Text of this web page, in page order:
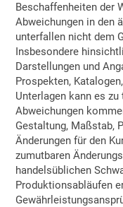
Beschaffenheiten der
Abweichungen in den
unterfallen nicht dem
Insbesondere
Darstellungen und
Prospekten,
Unterlagen kann es
Abweichungen
Gestaltung, Maßstab,
Änderungen für den
zumutbaren
handelsüblichen
Produktionsabläufen